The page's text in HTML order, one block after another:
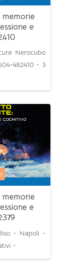
e
Nerocubo
482410 - 3
e
- Napoli -
-